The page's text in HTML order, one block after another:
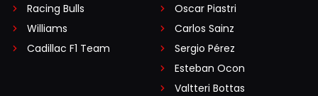
Racing Bulls
Williams
Cadillac F1 Team
Oscar Piastri
Carlos Sainz
Sergio Pérez
Esteban Ocon
Valtteri Bottas